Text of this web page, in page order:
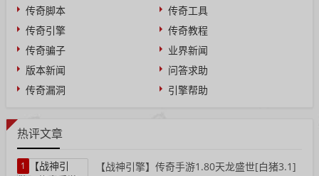
传奇脚本
传奇工具
传奇引擎
传奇教程
传奇骗子
业界新闻
版本新闻
问答求助
传奇漏洞
引擎帮助
热评文章
1
【战神引擎】传奇手游1.80天龙盛世[白猪3.1]